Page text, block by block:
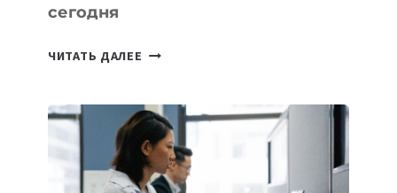
сегодня
ЧИТАТЬ ДАЛЕЕ ИИ-
БИЗНЕСА:
КАКИЕ
3
ЗАДАЧИ